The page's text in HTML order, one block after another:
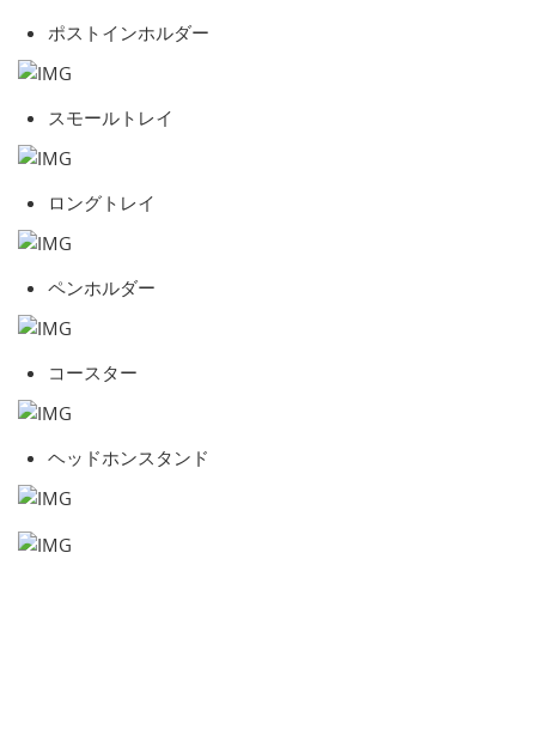
ポストインホルダー
スモールトレイ
ロングトレイ
ペンホルダー
コースター
ヘッドホンスタンド